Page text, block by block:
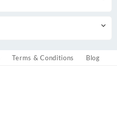
Terms & Conditions Blog